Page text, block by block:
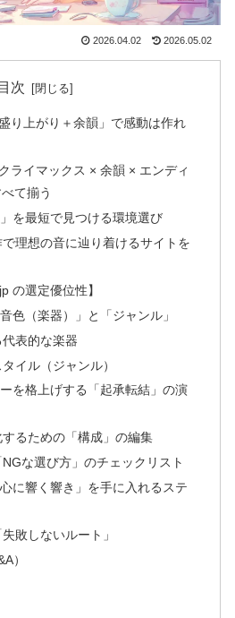
2026.04.02 2026.05.02
目次
り上がり＋余韻」で感動は作れ
ライマックス × 余韻 × エンディ
て揃う
を最短で見つける環境選び
理想の音に辿り着けるサイトを
の選定優位性】
色（楽器）」と「ジャンル」
表的な楽器
イル（ジャンル）
を格上げする「起承転結」の演
るための「構成」の編集
な選び方」のチェックリスト
に響く響き」を手に入れるステ
敗しないルート」
）